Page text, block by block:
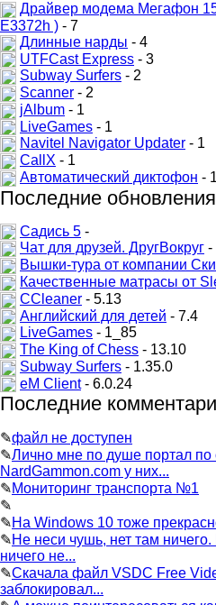
Драйвер модема Мегафон
E3372h ) - 7
Длинные нарды - 4
UTFCast Express - 3
Subway Surfers - 2
Scanner - 2
jAlbum - 1
LiveGames - 1
Navitel Navigator Updater - 1
CallX - 1
Автоматический диктофон - 1
Последние обновления
Садись 5 -
Чат для друзей. ДругВокруг -
Вышки-тура от компании
Качественные матрасы от
CCleaner - 5.13
Английский для детей - 7.4
LiveGames - 1_85
The King of Chess - 13.10
Subway Surfers - 1.35.0
eM Client- 6.0.24
Последние
✎файл не доступен
✎Лично мне по душе портал по
NardGammon.com у них...
✎Мониторинг транспорта №1
✎
✎На Windows 10 тоже
✎Не неси чушь, нет там
ничего не...
✎Скачала файл VSDC Free
заблокировал...